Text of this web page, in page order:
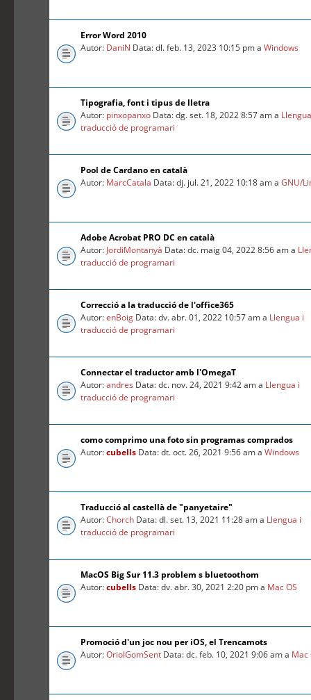
Error Word 2010
Autor: DaniN Data: dl. feb. 13, 2023 10:15 pm aWindows
Tipografia, font i tipus de lletra
Autor: pinxopanxo Data: dg. set. 18, 2022 8:57 am a
traducció de programari
Pool de Cardano en català
Autor: MarcCatala Data: dj. jul. 21, 2022 10:18 am aGNU/
Adobe Acrobat PRO DC en català
Autor: JordiMontanyà Data: dc. maig 04, 2022 8:56 am a
traducció de programari
Correcció a la traducció de l'office365
Autor:enBoig Data: dv. abr. 01, 2022 10:57 am a Llengua i
traducció de programari
Connectar el traductor amb l'OmegaT
Autor:andres Data: dc. nov. 24, 2021 9:42 am a Llengua i
traducció de programari
como comprimo una foto sin programas comprados
Autor:cubells Data: dt. oct. 26, 2021 9:56 am aWindows
Traducció al castellà de "panyetaire"
Autor:Chorch Data: dl. set. 13, 2021 11:28 am a Llengua i
traducció de programari
MacOS Big Sur 11.3 problem s bluetoothom
Autor:cubells Data: dv. abr. 30, 2021 2:20 pm a Mac OS
Promoció d'un joc nou per iOS, el Trencamots
Autor:OriolGomSent Data: dc. feb. 10, 2021 9:06 am a Mac